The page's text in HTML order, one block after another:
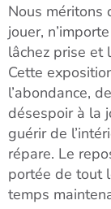
Nous méritons
jouer,
lâchez prise et
Cette
l’abondance,
désespoir à la
guérir de
répare. Le
portée de tout
temps